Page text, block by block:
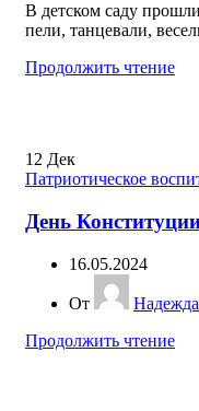
В детском саду
пели, танцевали,
Продолжить чтение
12 Дек
Патриотическое
День
16.05.2024
От
Надежда
Продолжить чтение